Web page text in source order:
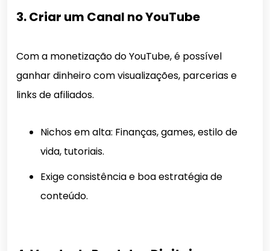
3. Criar um Canal no YouTube
Com a monetização do YouTube, é possível
ganhar dinheiro com visualizações, parcerias e
links de afiliados.
Nichos em alta: Finanças, games, estilo de
vida, tutoriais.
Exige consistência e boa estratégia de
conteúdo.